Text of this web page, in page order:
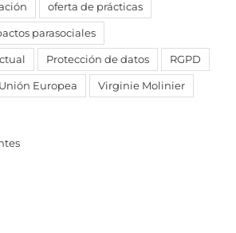
oferta de prácticas
parasociales
Protección de datos RGPD
Unión Europea Virginie Molinier